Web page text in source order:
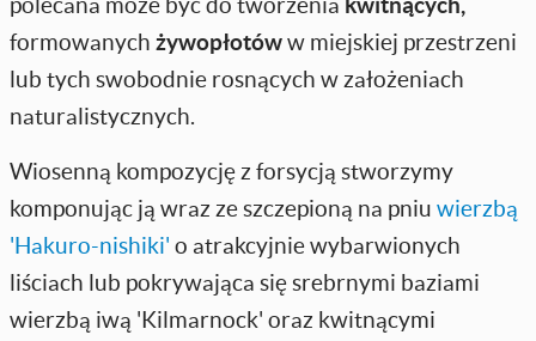
formowanych żywopłotóww miejskiej przestrzeni
lub tych swobodnie rosnących w założeniach
naturalistycznych.
Wiosenną kompozycję z forsycją stworzymy
komponując ją wraz ze szczepioną na pniu wierzbą
'Hakuro-nishiki' o atrakcyjnie wybarwionych
liściach lub pokrywająca się srebrnymi baziami
wierzbą iwą 'Kilmarnock' oraz kwitnącymi